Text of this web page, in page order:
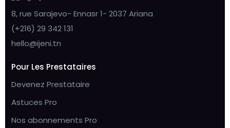
8, rue Sarajevo- Ennasr 1- 2037 Ariana
(+216) 29 342 131
hello@ijeni.tn
Pour Les Prestataires
Devenez Prestataire
Astuces Pro
Nos abonnements Pro